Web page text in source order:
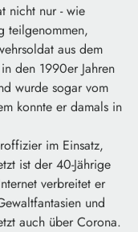
nicht nur - wie
teilgenommen,
aus dem
den 1990er Jahren
wurde sogar vom
konnte er damals in
im Einsatz,
ist der 40-Jährige
verbreitet er
und
auch über Corona.